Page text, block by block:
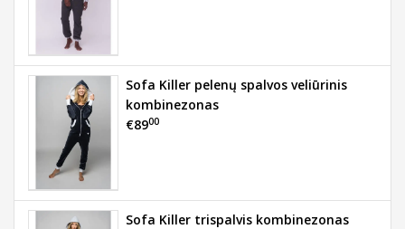
Sofa Killer pelenų spalvos veliūrinis
kombinezonas
€8900
Sofa Killer trispalvis kombinezonas